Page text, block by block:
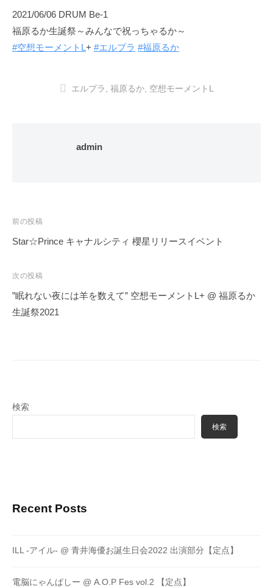
2021/06/06 DRUM Be-1
福原るか生誕祭～みんなで祝っちゃるか～
#空想モーメントL+ #エルプラ #福原るか
エルプラ , 福原るか, 空想モーメントL
admin
投
稿
ビ
ゲ
ー
前の投稿
Star☆Prince キャナルシティ 櫻星リリースイベント
次の投稿
”眠れない夜には羊を数えて” 空想モーメントL+ @ 福原るか
生誕祭2021
検索
検索
Recent Posts
ILL -アイル- @ 青井海優お誕生日会2022 出演部分【定点】
電脳にゃんぱしー @ A.O.P Fes vol.2 【定点】